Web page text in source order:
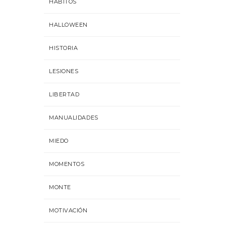
HÁBITOS
HALLOWEEN
HISTORIA
LESIONES
LIBERTAD
MANUALIDADES
MIEDO
MOMENTOS
MONTE
MOTIVACIÓN